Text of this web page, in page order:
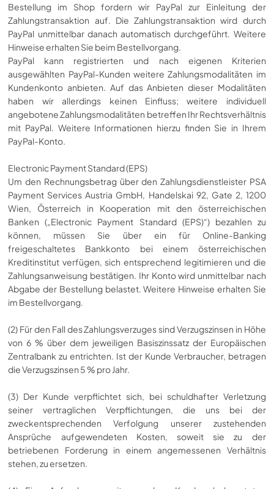
Bestellung im Shop fordern wir PayPal zur Einleitung der
Zahlungstransaktion auf. Die Zahlungstransaktion wird durch
PayPal unmittelbar danach automatisch durchgeführt. Weitere
Hinweise erhalten Sie beim Bestellvorgang.
PayPal kann registrierten und nach eigenen Kriterien
ausgewählten PayPal-Kunden weitere Zahlungsmodalitäten im
Kundenkonto anbieten. Auf das Anbieten dieser Modalitäten
haben wir allerdings keinen Einfluss; weitere individuell
angebotene Zahlungsmodalitäten betreffen Ihr Rechtsverhältnis
mit PayPal. Weitere Informationen hierzu finden Sie in Ihrem
PayPal-Konto.
Electronic Payment Standard (EPS)
Um den Rechnungsbetrag über den Zahlungsdienstleister PSA
Payment Services Austria GmbH, Handelskai 92, Gate 2, 1200
Wien, Österreich in Kooperation mit den österreichischen
Banken („Electronic Payment Standard (EPS)“) bezahlen zu
können, müssen Sie über ein für Online-Banking
freigeschaltetes Bankkonto bei einem österreichischen
Kreditinstitut verfügen, sich entsprechend legitimieren und die
Zahlungsanweisung bestätigen. Ihr Konto wird unmittelbar nach
Abgabe der Bestellung belastet. Weitere Hinweise erhalten Sie
im Bestellvorgang.
(2) Für den Fall des Zahlungsverzuges sind Verzugszinsen in Höhe
von 6 % über dem jeweiligen Basiszinssatz der Europäischen
Zentralbank zu entrichten. Ist der Kunde Verbraucher, betragen
die Verzugszinsen 5 % pro Jahr.
(3) Der Kunde verpflichtet sich, bei schuldhafter Verletzung
seiner vertraglichen Verpflichtungen, die uns bei der
zweckentsprechenden Verfolgung unserer zustehenden
Ansprüche aufgewendeten Kosten, soweit sie zu der
betriebenen Forderung in einem angemessenen Verhältnis
stehen, zu ersetzen.